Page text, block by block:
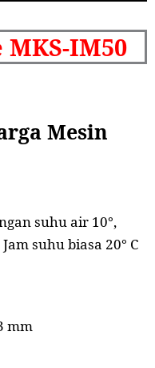
IM50
Mesin
suhu air 10°,
suhu biasa 20° C
mm